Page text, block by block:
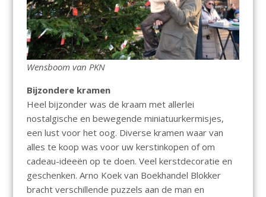
Wensboom van PKN
Bijzondere kramen
Heel bijzonder was de kraam met allerlei
nostalgische en bewegende miniatuurkermisjes,
een lust voor het oog. Diverse kramen waar van
alles te koop was voor uw kerstinkopen of om
cadeau-ideeën op te doen. Veel kerstdecoratie en
geschenken. Arno Koek van Boekhandel Blokker
bracht verschillende puzzels aan de man en